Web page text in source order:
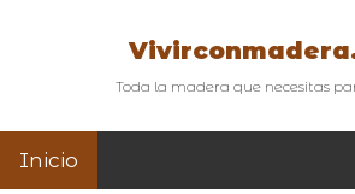
Toda la madera que necesitas
Inicio